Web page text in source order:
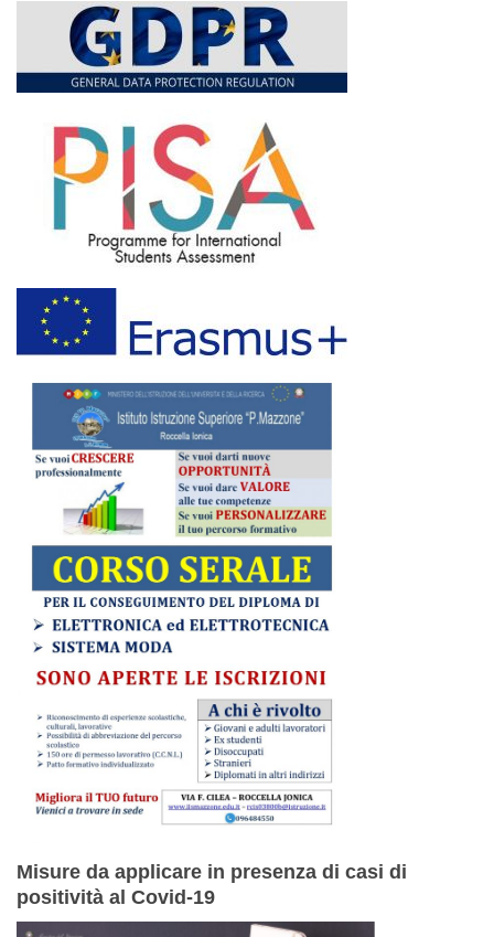
Misure da applicare in presenza di casi di
positività al Covid-19